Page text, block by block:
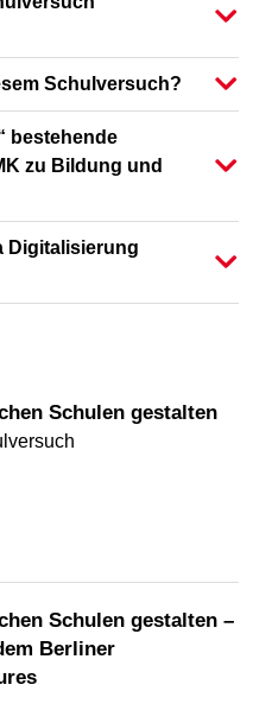
Schulversuch?
bestehende
zu Bildung und
Digitalisierung
Schulen gestalten
Schulen gestalten –
Berliner